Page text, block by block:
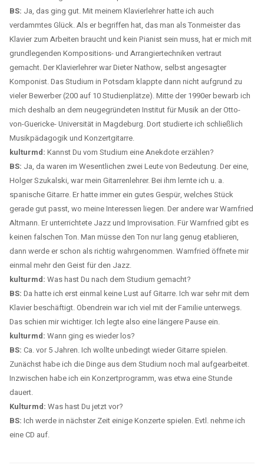
BS: Ja, das ging gut. Mit meinem Klavierlehrer hatte ich auch
verdammtes Glück. Als er begriffen hat, das man als Tonmeister das
Klavier zum Arbeiten braucht und kein Pianist sein muss, hat er mich mit
grundlegenden Kompositions- und Arrangiertechniken vertraut
gemacht. Der Klavierlehrer war Dieter Nathow, selbst angesagter
Komponist. Das Studium in Potsdam klappte dann nicht aufgrund zu
vieler Bewerber (200 auf 10 Studienplätze). Mitte der 1990er bewarb ich
mich deshalb an dem neugegründeten Institut für Musik an der Otto-
von-Guericke- Universität in Magdeburg. Dort studierte ich schließlich
Musikpädagogik und Konzertgitarre.
kulturmd: Kannst Du vom Studium eine Anekdote erzählen?
BS: Ja, da waren im Wesentlichen zwei Leute von Bedeutung. Der eine,
Holger Szukalski, war mein Gitarrenlehrer. Bei ihm lernte ich u. a.
spanische Gitarre. Er hatte immer ein gutes Gespür, welches Stück
gerade gut passt, wo meine Interessen liegen. Der andere war Warnfried
Altmann. Er unterrichtete Jazz und Improvisation. Für Warnfried gibt es
keinen falschen Ton. Man müsse den Ton nur lang genug etablieren,
dann werde er schon als richtig wahrgenommen. Warnfried öffnete mir
einmal mehr den Geist für den Jazz.
kulturmd: Was hast Du nach dem Studium gemacht?
BS: Da hatte ich erst einmal keine Lust auf Gitarre. Ich war sehr mit dem
Klavier beschäftigt. Obendrein war ich viel mit der Familie unterwegs.
Das schien mir wichtiger. Ich legte also eine längere Pause ein.
kulturmd: Wann ging es wieder los?
BS: Ca. vor 5 Jahren. Ich wollte unbedingt wieder Gitarre spielen.
Zunächst habe ich die Dinge aus dem Studium noch mal aufgearbeitet.
Inzwischen habe ich ein Konzertprogramm, was etwa eine Stunde
dauert.
Kulturmd: Was hast Du jetzt vor?
BS: Ich werde in nächster Zeit einige Konzerte spielen. Evtl. nehme ich
eine CD auf.